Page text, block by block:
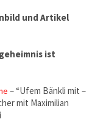
und Artikel
ist
– “Ufem Bänkli mit –
mit Maximilian